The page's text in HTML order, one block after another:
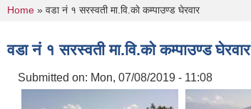
You are here
Home » वडा नं १ सरस्वती मा.वि.काे कम्पाउण्ड घेरवार
वडा नं १ सरस्वती मा.वि.काे कम्पाउण्ड घेरवार
Submitted on: Mon, 07/08/2019 - 11:08